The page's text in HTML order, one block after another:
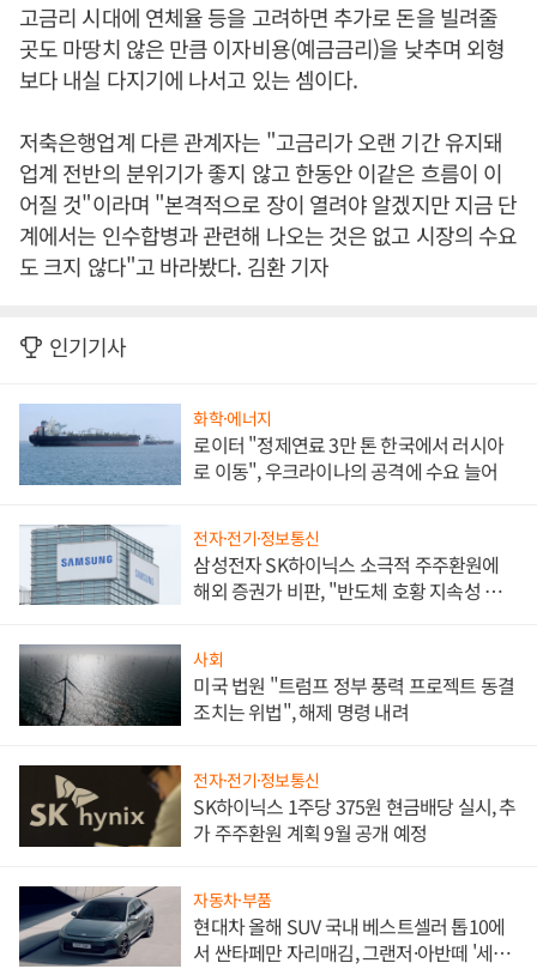
고금리 시대에 연체율 등을 고려하면 추가로 돈을 빌려줄
곳도 마땅치 않은 만큼 이자비용(예금금리)을 낮추며 외형
보다 내실 다지기에 나서고 있는 셈이다.
저축은행업계 다른 관계자는 "고금리가 오랜 기간 유지돼
업계 전반의 분위기가 좋지 않고 한동안 이같은 흐름이 이
어질 것"이라며 "본격적으로 장이 열려야 알겠지만 지금 단
계에서는 인수합병과 관련해 나오는 것은 없고 시장의 수요
도 크지 않다"고 바라봤다. 김환 기자
인기기사
화학·에너지
로이터 "정제연료 3만 톤 한국에서 러시아
로 이동", 우크라이나의 공격에 수요 늘어
전자·전기·정보통신
삼성전자 SK하이닉스 소극적 주주환원에
해외 증권가 비판, "반도체 호황 지속성 의
사회
미국 법원 "트럼프 정부 풍력 프로젝트 동결
조치는 위법", 해제 명령 내려
전자·전기·정보통신
SK하이닉스 1주당 375원 현금배당 실시, 추
가 주주환원 계획 9월 공개 예정
자동차·부품
현대차 올해 SUV 국내 베스트셀러 톱10에
서 싼타페만 자리매김, 그랜저·아반떼 '세단